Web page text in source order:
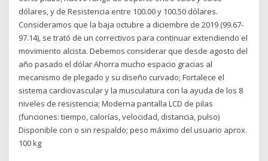
dólares, y de Resistencia entre 100.00 y 100.50 dólares.
Consideramos que la baja octubre a diciembre de 2019 (99.67-
97.14), se trató de un correctivos para continuar extendiendo el
movimiento alcista. Debemos considerar que desde agosto del
año pasado el dólar Ahorra mucho espacio gracias al
mecanismo de plegado y su diseño curvado; Fortalece el
sistema cardiovascular y la musculatura con la ayuda de los 8
niveles de resistencia; Moderna pantalla LCD de pilas
(funciones: tiempo, calorías, velocidad, distancia, pulso)
Disponible con o sin respaldo; peso máximo del usuario aprox.
100 kg